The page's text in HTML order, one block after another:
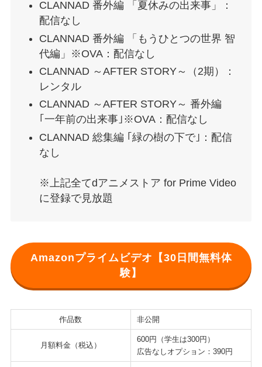
CLANNAD 番外編 「夏休みの出来事」：
配信なし
CLANNAD 番外編 「もうひとつの世界 智
代編」※OVA：配信なし
CLANNAD ～AFTER STORY～（2期）：
レンタル
CLANNAD ～AFTER STORY～ 番外編
｢一年前の出来事｣※OVA：配信なし
CLANNAD 総集編 ｢緑の樹の下で｣：配信
なし
※上記全てdアニメストア for Prime Video
に登録で見放題
Amazonプライムビデオ【30日間無料体
験】
作品数 非公開
月額料金（税込）
600円（学生は300円）
広告なしオプション：390円